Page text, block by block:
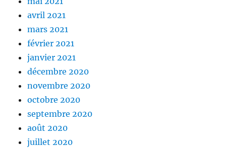
avril 2021
mars 2021
février 2021
janvier 2021
décembre 2020
novembre 2020
octobre 2020
septembre 2020
août 2020
juillet 2020